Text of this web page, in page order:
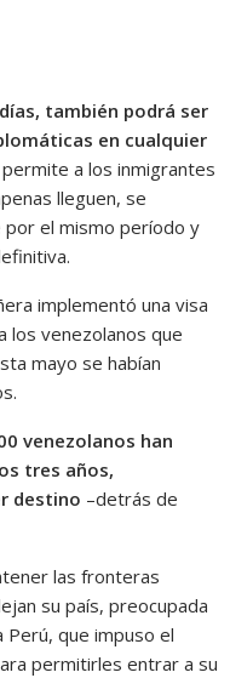
también podrá ser
en cualquier
a los inmigrantes
lleguen, se
el mismo período y
implementó una visa
los venezolanos que
mayo se habían
venezolanos han
tres años,
destino –detrás de
las fronteras
su país, preocupada
que impuso el
permitirles entrar a su